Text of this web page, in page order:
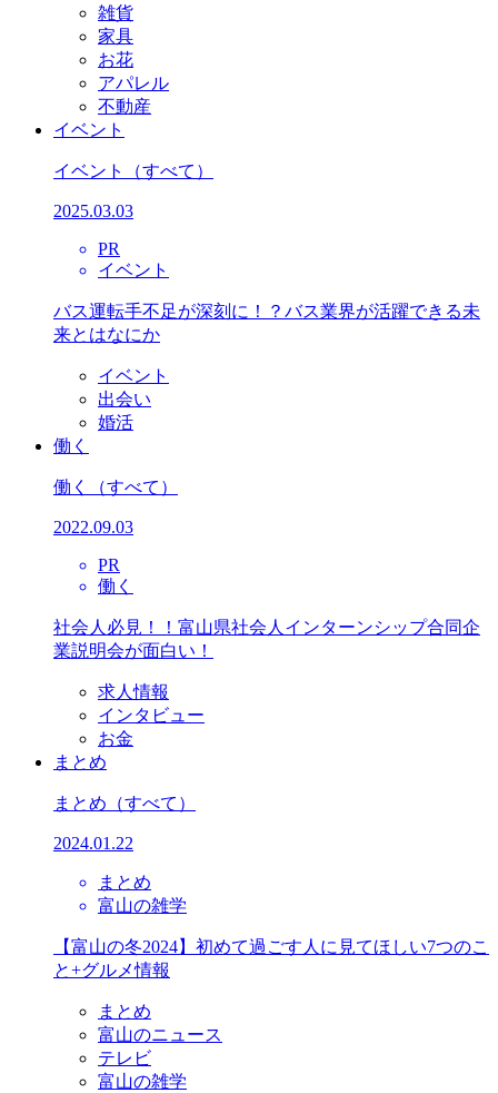
雑貨
家具
お花
アパレル
不動産
イベント
イベント （すべて）
2025.03.03
PR
イベント
バス運転手不足が深刻に！？バス業界が活躍できる未
来とはなにか
イベント
出会い
婚活
働く
働く （すべて）
2022.09.03
PR
働く
社会人必見！！富山県社会人インターンシップ合同企
業説明会が面白い！
求人情報
インタビュー
お金
まとめ
まとめ （すべて）
2024.01.22
まとめ
富山の雑学
【富山の冬2024】初めて過ごす人に見てほしい7つのこ
と+グルメ情報
まとめ
富山のニュース
テレビ
富山の雑学